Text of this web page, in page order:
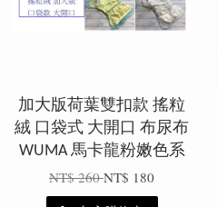
加大版荷葉雙扣款 搖粒
絨 口袋式 大開口 布尿布
WUMA 馬卡龍粉嫩色系
NT$ 260NT$ 180